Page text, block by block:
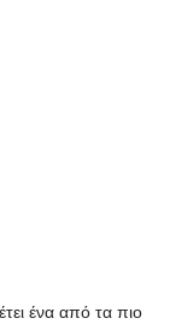
ένα από τα πιο